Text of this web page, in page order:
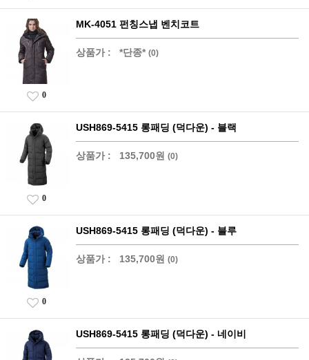
MK-4051 펀칭스냅 벤치코트
상품가 : *단종* (0)
0
USH869-5415 롱패딩 (덕다운) - 블랙
상품가 : 135,700원 (0)
0
USH869-5415 롱패딩 (덕다운) - 블루
상품가 : 135,700원 (0)
0
USH869-5415 롱패딩 (덕다운) - 네이비